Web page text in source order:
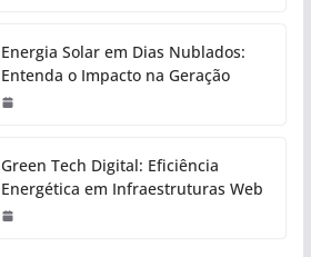
Energia Solar em Dias Nublados:
Entenda o Impacto na Geração
Green Tech Digital: Eficiência
Energética em Infraestruturas Web